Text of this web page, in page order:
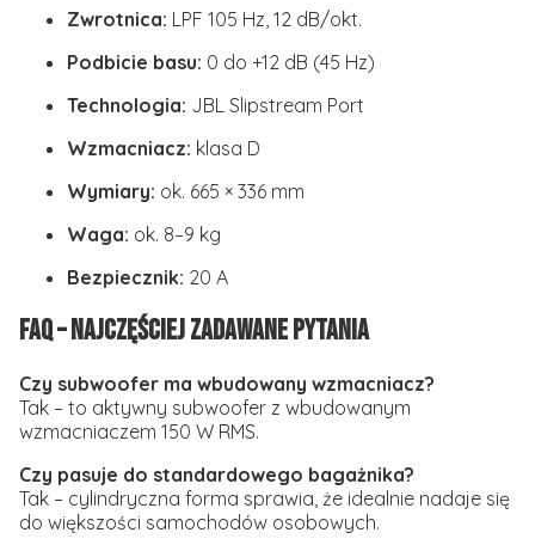
Zwrotnica: LPF 105 Hz, 12 dB/okt.
Podbicie basu: 0 do +12 dB (45 Hz)
Technologia: JBL Slipstream Port
Wzmacniacz: klasa D
Wymiary: ok. 665 × 336 mm
Waga: ok. 8–9 kg
Bezpiecznik: 20 A
FAQ – Najczęściej zadawane pytania
Czy subwoofer ma wbudowany wzmacniacz?
Tak – to aktywny subwoofer z wbudowanym
wzmacniaczem 150 W RMS.
Czy pasuje do standardowego bagażnika?
Tak – cylindryczna forma sprawia, że idealnie nadaje się
do większości samochodów osobowych.